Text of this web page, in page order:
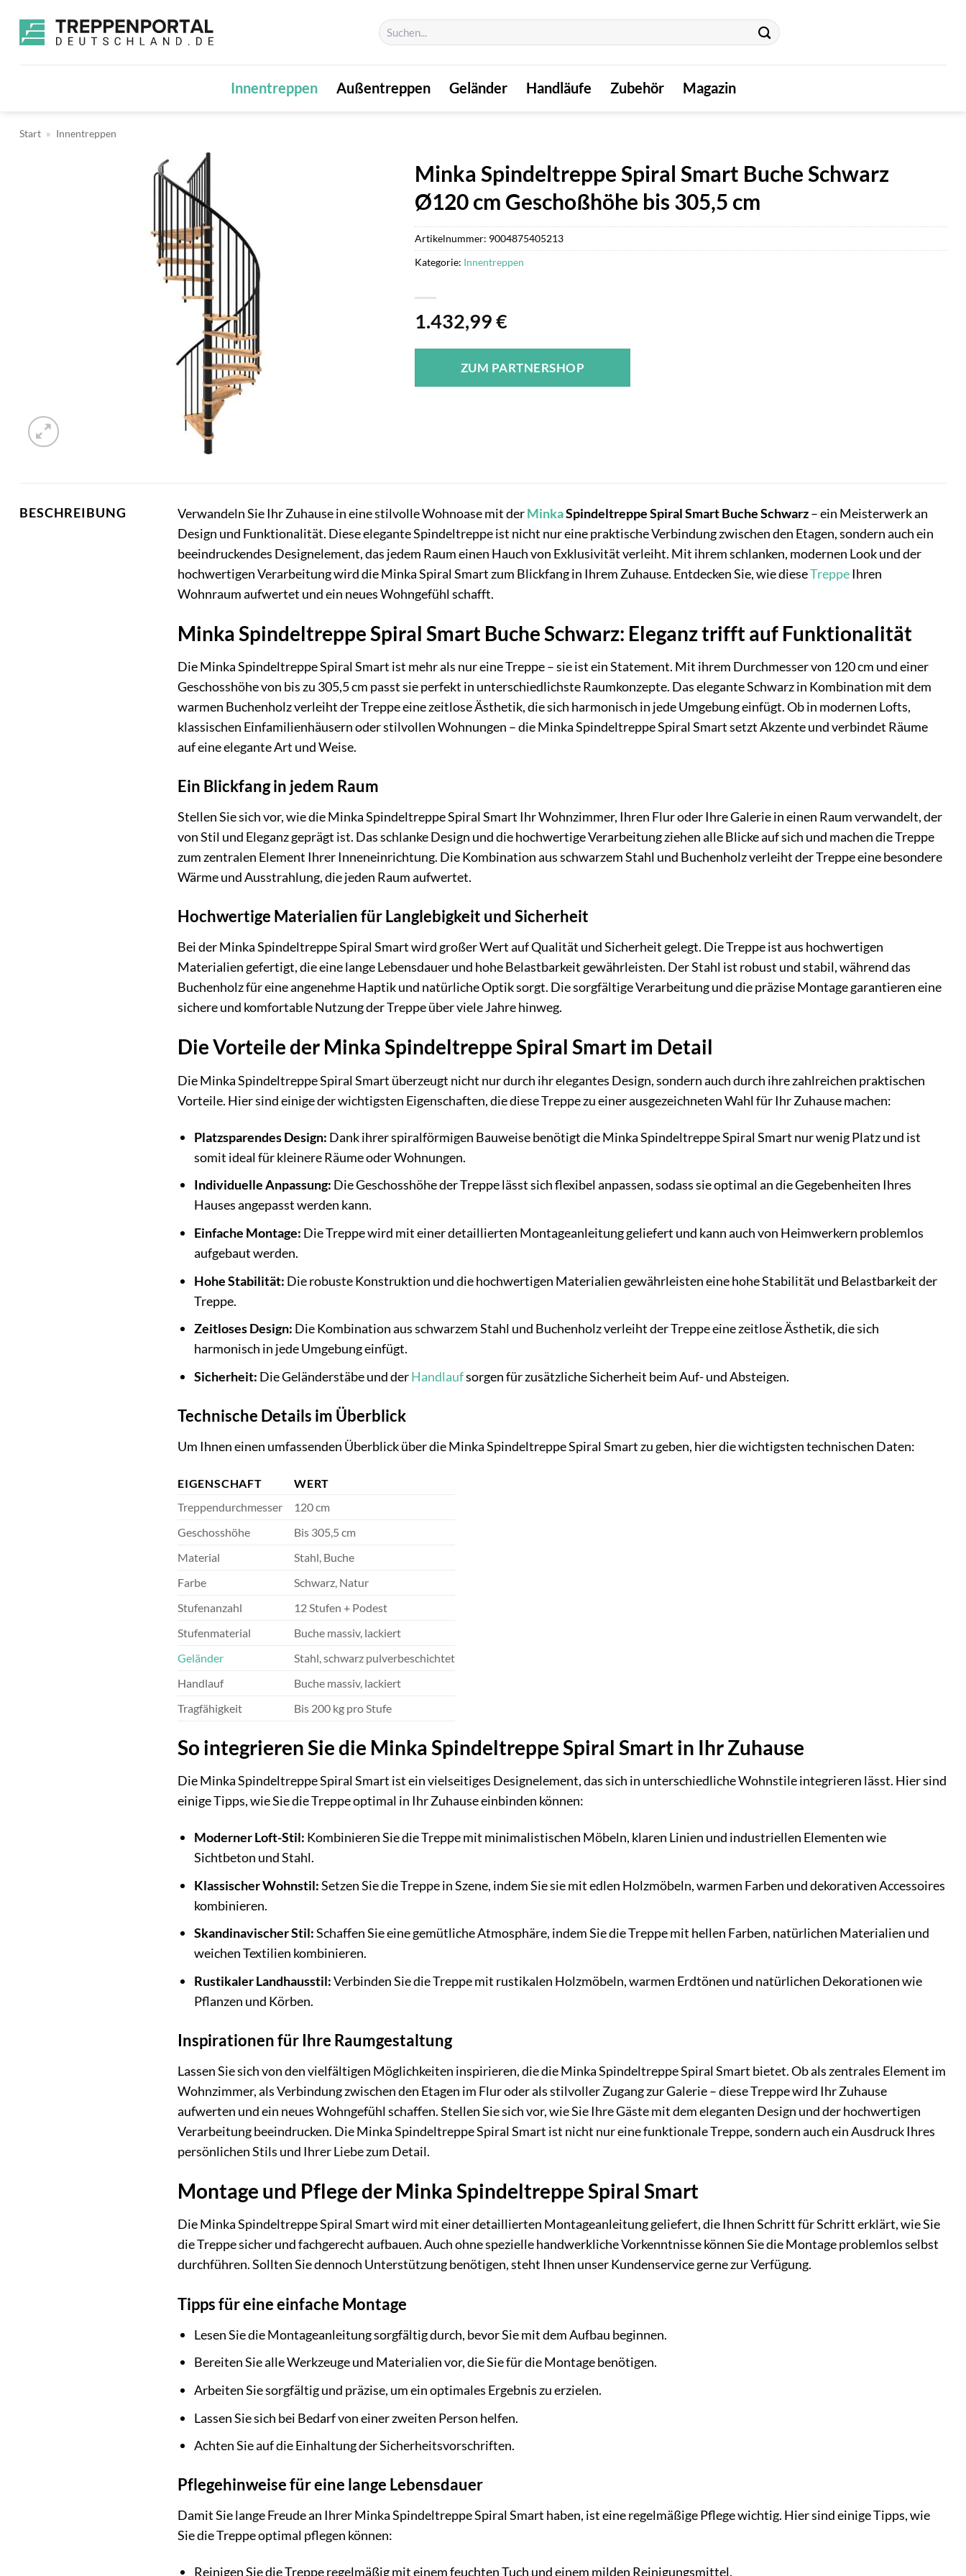
Inhalt
springen
Suchen
nach:
Innentreppen Außentreppen Geländer Handläufe Zubehör Magazin
Start » Innentreppen
Minka Spindeltreppe Spiral Smart Buche Schwarz
Ø120 cm Geschoßhöhe bis 305,5 cm
1.432,99€
ZUM PARTNERSHOP
Artikelnummer: 9004875405213
Kategorie: Innentreppen
BESCHREIBUNG Verwandeln Sie Ihr Zuhause in eine stilvolle Wohnoase mit derMinkaSpindeltreppe Spiral Smart Buche Schwarz– ein Meisterwerk an
Design und Funktionalität. Diese elegante Spindeltreppe ist nicht nur eine praktische Verbindung zwischen den Etagen, sondern auch ein
beeindruckendes Designelement, das jedem Raum einen Hauch von Exklusivität verleiht. Mit ihrem schlanken, modernen Look und der
hochwertigen Verarbeitung wird die Minka Spiral Smart zum Blickfang in Ihrem Zuhause. Entdecken Sie, wie dieseTreppeIhren
Wohnraum aufwertet und ein neues Wohngefühl schafft.
Minka Spindeltreppe Spiral Smart Buche Schwarz: Eleganz trifft auf Funktionalität
Die Minka Spindeltreppe Spiral Smart ist mehr als nur eine Treppe – sie ist ein Statement. Mit ihrem Durchmesser von 120 cm und einer
Geschosshöhe von bis zu 305,5 cm passt sie perfekt in unterschiedlichste Raumkonzepte. Das elegante Schwarz in Kombination mit dem
warmen Buchenholz verleiht der Treppe eine zeitlose Ästhetik, die sich harmonisch in jede Umgebung einfügt. Ob in modernen Lofts,
klassischen Einfamilienhäusern oder stilvollen Wohnungen – die Minka Spindeltreppe Spiral Smart setzt Akzente und verbindet Räume
auf eine elegante Art und Weise.
Ein Blickfang in jedem Raum
Stellen Sie sich vor, wie die Minka Spindeltreppe Spiral Smart Ihr Wohnzimmer, Ihren Flur oder Ihre Galerie in einen Raum verwandelt, der
von Stil und Eleganz geprägt ist. Das schlanke Design und die hochwertige Verarbeitung ziehen alle Blicke auf sich und machen die Treppe
zum zentralen Element Ihrer Inneneinrichtung. Die Kombination aus schwarzem Stahl und Buchenholz verleiht der Treppe eine besondere
Wärme und Ausstrahlung, die jeden Raum aufwertet.
Hochwertige Materialien für Langlebigkeit und Sicherheit
Bei der Minka Spindeltreppe Spiral Smart wird großer Wert auf Qualität und Sicherheit gelegt. Die Treppe ist aus hochwertigen
Materialien gefertigt, die eine lange Lebensdauer und hohe Belastbarkeit gewährleisten. Der Stahl ist robust und stabil, während das
Buchenholz für eine angenehme Haptik und natürliche Optik sorgt. Die sorgfältige Verarbeitung und die präzise Montage garantieren eine
sichere und komfortable Nutzung der Treppe über viele Jahre hinweg.
Die Vorteile der Minka Spindeltreppe Spiral Smart im Detail
Die Minka Spindeltreppe Spiral Smart überzeugt nicht nur durch ihr elegantes Design, sondern auch durch ihre zahlreichen praktischen
Vorteile. Hier sind einige der wichtigsten Eigenschaften, die diese Treppe zu einer ausgezeichneten Wahl für Ihr Zuhause machen:
Platzsparendes Design: Dank ihrer spiralförmigen Bauweise benötigt die Minka Spindeltreppe Spiral Smart nur wenig Platz und ist
somit ideal für kleinere Räume oder Wohnungen.
Individuelle Anpassung: Die Geschosshöhe der Treppe lässt sich flexibel anpassen, sodass sie optimal an die Gegebenheiten Ihres
Hauses angepasst werden kann.
Einfache Montage: Die Treppe wird mit einer detaillierten Montageanleitung geliefert und kann auch von Heimwerkern problemlos
aufgebaut werden.
Hohe Stabilität: Die robuste Konstruktion und die hochwertigen Materialien gewährleisten eine hohe Stabilität und Belastbarkeit der
Treppe.
Zeitloses Design: Die Kombination aus schwarzem Stahl und Buchenholz verleiht der Treppe eine zeitlose Ästhetik, die sich
harmonisch in jede Umgebung einfügt.
Sicherheit: Die Geländerstäbe und derHandlaufsorgen für zusätzliche Sicherheit beim Auf- und Absteigen.
Technische Details im Überblick
Um Ihnen einen umfassenden Überblick über die Minka Spindeltreppe Spiral Smart zu geben, hier die wichtigsten technischen Daten:
EIGENSCHAFT
WERT
Treppendurchmesser
120 cm
Geschosshöhe
Bis 305,5 cm
Material
Stahl, Buche
Farbe
Schwarz, Natur
Stufenanzahl
12 Stufen + Podest
Stufenmaterial
Buche massiv, lackiert
Geländer
Stahl, schwarz pulverbeschichtet
Handlauf
Buche massiv, lackiert
Tragfähigkeit
Bis 200 kg pro Stufe
So integrieren Sie die Minka Spindeltreppe Spiral Smart in Ihr Zuhause
Die Minka Spindeltreppe Spiral Smart ist ein vielseitiges Designelement, das sich in unterschiedliche Wohnstile integrieren lässt. Hier sind
einige Tipps, wie Sie die Treppe optimal in Ihr Zuhause einbinden können:
Moderner Loft-Stil: Kombinieren Sie die Treppe mit minimalistischen Möbeln, klaren Linien und industriellen Elementen wie
Sichtbeton und Stahl.
Klassischer Wohnstil:Setzen Sie die Treppe in Szene, indem Sie sie mit edlen Holzmöbeln, warmen Farben und dekorativen Accessoires
kombinieren.
Skandinavischer Stil:Schaffen Sie eine gemütliche Atmosphäre, indem Sie die Treppe mit hellen Farben, natürlichen Materialien und
weichen Textilien kombinieren.
Rustikaler Landhausstil:Verbinden Sie die Treppe mit rustikalen Holzmöbeln, warmen Erdtönen und natürlichen Dekorationen wie
Pflanzen und Körben.
Inspirationen für Ihre Raumgestaltung
Lassen Sie sich von den vielfältigen Möglichkeiten inspirieren, die die Minka Spindeltreppe Spiral Smart bietet. Ob als zentrales Element im
Wohnzimmer, als Verbindung zwischen den Etagen im Flur oder als stilvoller Zugang zur Galerie – diese Treppe wird Ihr Zuhause
aufwerten und ein neues Wohngefühl schaffen. Stellen Sie sich vor, wie Sie Ihre Gäste mit dem eleganten Design und der hochwertigen
Verarbeitung beeindrucken. Die Minka Spindeltreppe Spiral Smart ist nicht nur eine funktionale Treppe, sondern auch ein Ausdruck Ihres
persönlichen Stils und Ihrer Liebe zum Detail.
Montage und Pflege der Minka Spindeltreppe Spiral Smart
Die Minka Spindeltreppe Spiral Smart wird mit einer detaillierten Montageanleitung geliefert, die Ihnen Schritt für Schritt erklärt, wie Sie
die Treppe sicher und fachgerecht aufbauen. Auch ohne spezielle handwerkliche Vorkenntnisse können Sie die Montage problemlos selbst
durchführen. Sollten Sie dennoch Unterstützung benötigen, steht Ihnen unser Kundenservice gerne zur Verfügung.
Tipps für eine einfache Montage
Lesen Sie die Montageanleitung sorgfältig durch, bevor Sie mit dem Aufbau beginnen.
Bereiten Sie alle Werkzeuge und Materialien vor, die Sie für die Montage benötigen.
Arbeiten Sie sorgfältig und präzise, um ein optimales Ergebnis zu erzielen.
Lassen Sie sich bei Bedarf von einer zweiten Person helfen.
Achten Sie auf die Einhaltung der Sicherheitsvorschriften.
Pflegehinweise für eine lange Lebensdauer
Damit Sie lange Freude an Ihrer Minka Spindeltreppe Spiral Smart haben, ist eine regelmäßige Pflege wichtig. Hier sind einige Tipps, wie
Sie die Treppe optimal pflegen können:
Reinigen Sie die Treppe regelmäßig mit einem feuchten Tuch und einem milden Reinigungsmittel.